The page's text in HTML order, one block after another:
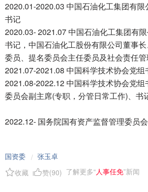
2020.01-2020.03 中国石油化工集团有限
书记
2020.03- 2021.07 中国石油化工集团有
书记，中国石油化工股份有限公司董事
委员、提名委员会主任委员及社会责任
2021.07-2021.08 中国科学技术协会党组
2021.08-2022.12 中国科学技术协会党
委员会副主席(专职，分管日常工作)、书
2022.12- 国务院国有资产监督管理委员
国资委 / 张玉卓
收藏
赞(90) 了解更多“人事任免”新闻